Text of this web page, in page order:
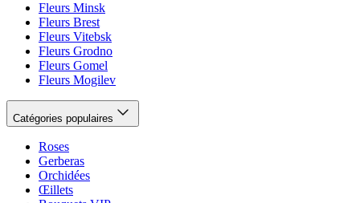
Fleurs Minsk
Fleurs Brest
Fleurs Vitebsk
Fleurs Grodno
Fleurs Gomel
Fleurs Mogilev
Catégories populaires
Roses
Gerberas
Orchidées
Œillets